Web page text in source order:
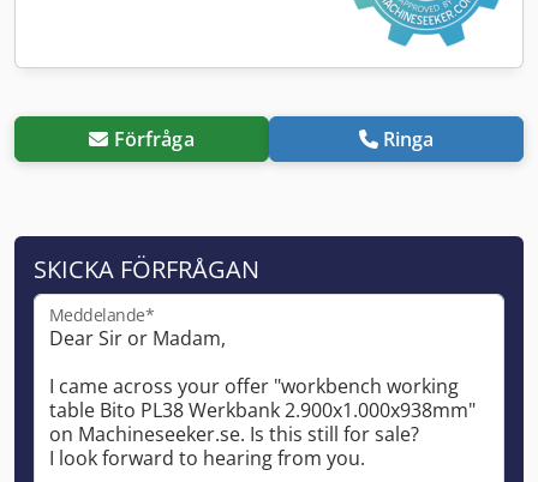
Förfråga Ringa
SKICKA FÖRFRÅGAN
Meddelande*